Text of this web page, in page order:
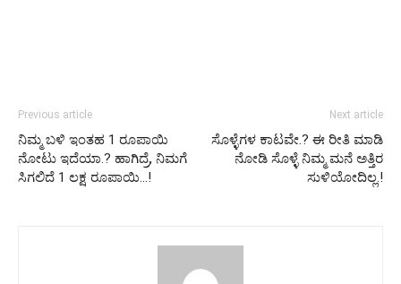
Previous article
ನಿಮ್ಮ ಬಳಿ ಇಂತಹ 1 ರೂಪಾಯಿ
ನೋಟು ಇದೆಯಾ.? ಹಾಗಿದ್ರೆ‌, ನಿಮಗೆ
ಸಿಗಲಿದೆ 1 ಲಕ್ಷ ರೂಪಾಯಿ…!
Next article
ಸೊಳ್ಳೆಗಳ ಕಾಟವೇ.? ಈ ರೀತಿ ಮಾಡಿ
ನೋಡಿ ಸೊಳ್ಳೆ ನಿಮ್ಮ ಮನೆ ಅತ್ತಿರ
ಸುಳಿಯೋದಿಲ್ಲ.!